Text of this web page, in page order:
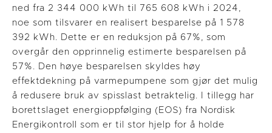
ned fra 2 344 000 kWh til 765 608 kWh i 2024,
noe som tilsvarer en realisert besparelse på 1 578
392 kWh. Dette er en reduksjon på 67%, som
overgår den opprinnelig estimerte besparelsen på
57%. Den høye besparelsen skyldes høy
effektdekning på varmepumpene som gjør det mulig
å redusere bruk av spisslast betraktelig. I tillegg har
borettslaget energioppfølging (EOS) fra Nordisk
Energikontroll som er til stor hjelp for å holde